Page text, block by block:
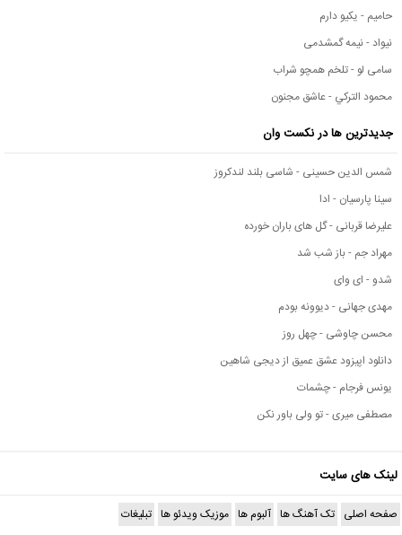
حامیم - یکیو دارم
نیواد - نیمه گمشدمی
سامی لو - تلخم همچو شراب
محمود التركي - عاشق مجنون
جدیدترین ها در نکست وان
شمس الدین حسینی - شاسی بلند لندکروز
سینا پارسیان - ادا
علیرضا قربانی - گل های باران خورده
مهراد جم - باز شب شد
شدو - ای وای
مهدی جهانی - دیوونه بودم
محسن چاوشی - چهل روز
دانلود اپیزود عشق عمیق از دیجی شاهین
یونس فرجام - چشمات
مصطفی میری - تو ولی باور نکن
لینک های سایت
صفحه اصلی تک آهنگ ها آلبوم ها موزیک ویدئو ها تبلیغات